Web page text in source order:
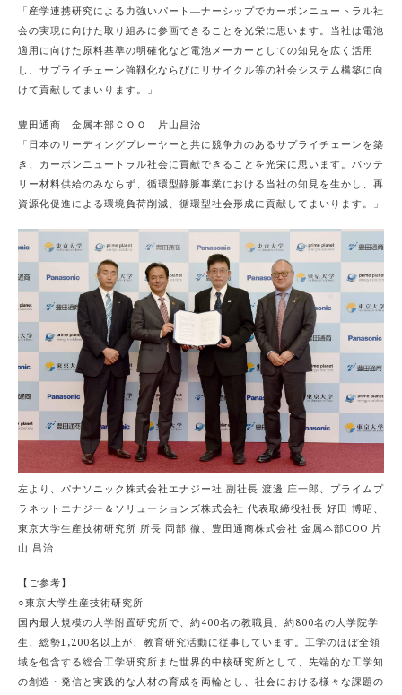
「産学連携研究による力強いパート―ナーシップでカーボンニュートラル社
会の実現に向けた取り組みに参画できることを光栄に思います。当社は電池
適用に向けた原料基準の明確化など電池メーカーとしての知見を広く活用
し、サプライチェーン強靱化ならびにリサイクル等の社会システム構築に向
けて貢献してまいります。」
豊田通商 金属本部ＣＯＯ 片山昌治
「日本のリーディングプレーヤーと共に競争力のあるサプライチェーンを築
き、カーボンニュートラル社会に貢献できることを光栄に思います。バッテ
リー材料供給のみならず、循環型静脈事業における当社の知見を生かし、再
資源化促進による環境負荷削減、循環型社会形成に貢献してまいります。」
左より、パナソニック株式会社エナジー社 副社長 渡邊 庄一郎、プライムプ
ラネットエナジー＆ソリューションズ株式会社 代表取締役社長 好田 博昭、
東京大学生産技術研究所 所長 岡部 徹、豊田通商株式会社 金属本部COO 片
山 昌治
【ご参考】
○東京大学生産技術研究所
国内最大規模の大学附置研究所で、約400名の教職員、約800名の大学院学
生、総勢1,200名以上が、教育研究活動に従事しています。工学のほぼ全領
域を包含する総合工学研究所また世界的中核研究所として、先端的な工学知
の創造・発信と実践的な人材の育成を両輪とし、社会における様々な課題の